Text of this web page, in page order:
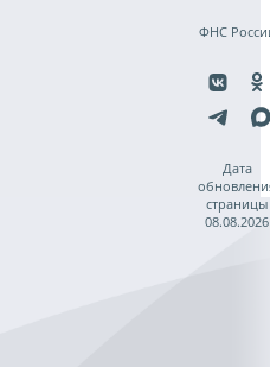
ФНС
Дата
страницы
08.08.2026